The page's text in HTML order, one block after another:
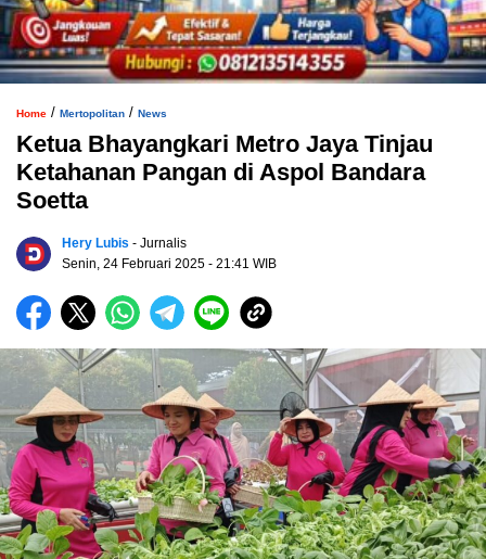
Home / Mertopolitan / News
Ketua Bhayangkari Metro Jaya Tinjau
Ketahanan Pangan di Aspol Bandara
Soetta
Hery Lubis - Jurnalis
Senin, 24 Februari 2025 - 21:41 WIB